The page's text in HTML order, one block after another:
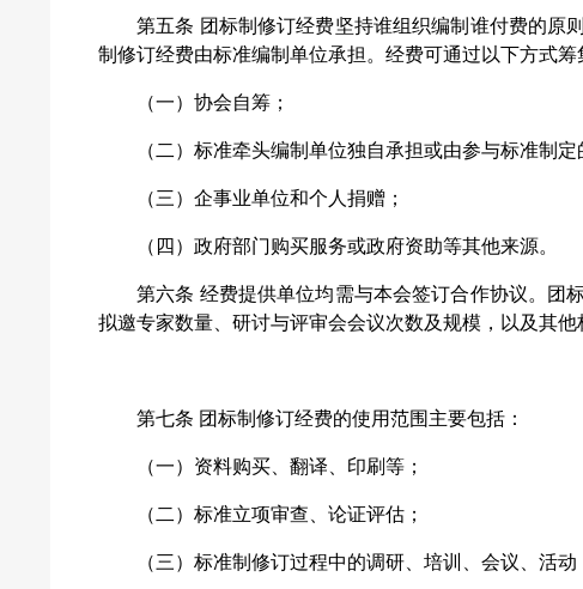
第五条 团标制修订经费坚持谁组织编制谁付费的原
制修订经费由标准编制单位承担。经费可通过以下方式筹
（一）协会自筹；
（二）标准牵头编制单位独自承担或由参与标准制定
（三）企事业单位和个人捐赠；
（四）政府部门购买服务或政府资助等其他来源。
第六条 经费提供单位均需与本会签订合作协议。团
拟邀专家数量、研讨与评审会会议次数及规模，以及其
第七条 团标制修订经费的使用范围主要包括：
（一）资料购买、翻译、印刷等；
（二）标准立项审查、论证评估；
（三）标准制修订过程中的调研、培训、会议、活动